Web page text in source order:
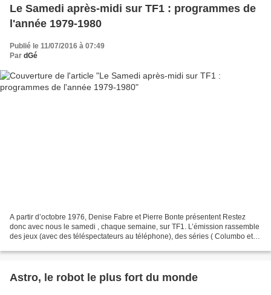
Le Samedi après-midi sur TF1 : programmes de
l'année 1979-1980
Publié le 11/07/2016 à 07:49
Par dGé
A partir d’octobre 1976, Denise Fabre et Pierre Bonte présentent Restez
donc avec nous le samedi , chaque semaine, sur TF1. L’émission rassemble
des jeux (avec des téléspectateurs au téléphone), des séries ( Columbo et
Astro, le robot le plus fort du monde